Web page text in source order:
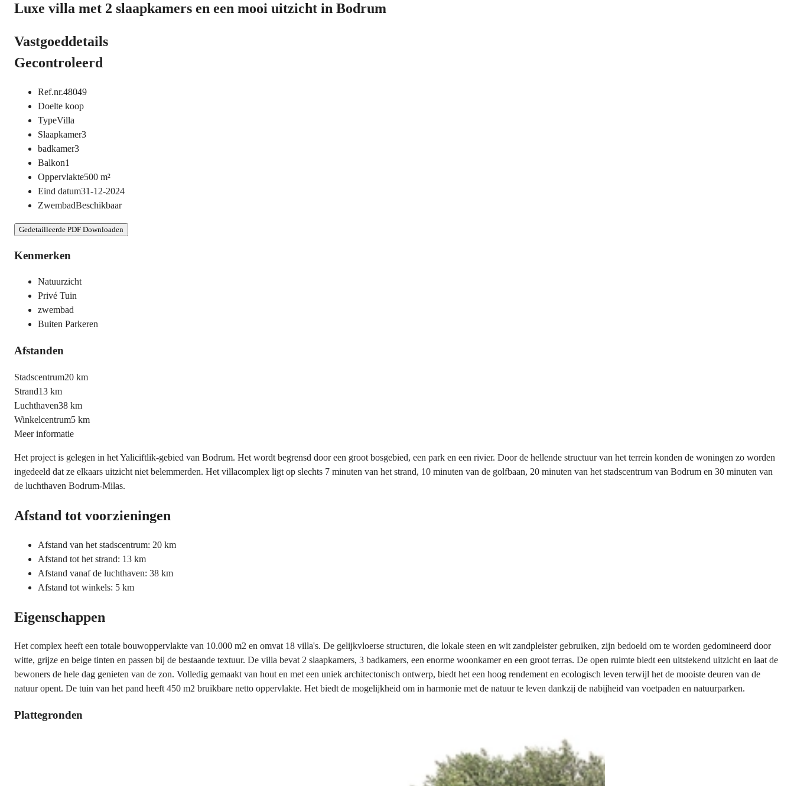
Luxe villa met 2 slaapkamers en een mooi uitzicht in Bodrum
Vastgoeddetails
Gecontroleerd
Ref.nr.48049
Doelte koop
TypeVilla
Slaapkamer3
badkamer3
Balkon1
Oppervlakte500 m²
Eind datum31-12-2024
ZwembadBeschikbaar
Gedetailleerde PDF Downloaden
Kenmerken
Natuurzicht
Privé Tuin
zwembad
Buiten Parkeren
Afstanden
Stadscentrum20 km
Strand13 km
Luchthaven38 km
Winkelcentrum5 km
Meer informatie
Het project is gelegen in het Yaliciftlik-gebied van Bodrum. Het wordt begrensd door een groot bosgebied, een park en een rivier. Door de hellende structuur van het terrein konden de woningen zo worden
ingedeeld dat ze elkaars uitzicht niet belemmerden. Het villacomplex ligt op slechts 7 minuten van het strand, 10 minuten van de golfbaan, 20 minuten van het stadscentrum van Bodrum en 30 minuten van
de luchthaven Bodrum-Milas.
Afstand tot voorzieningen
Afstand van het stadscentrum: 20 km
Afstand tot het strand: 13 km
Afstand vanaf de luchthaven: 38 km
Afstand tot winkels: 5 km
Eigenschappen
Het complex heeft een totale bouwoppervlakte van 10.000 m2 en omvat 18 villa's. De gelijkvloerse structuren, die lokale steen en wit zandpleister gebruiken, zijn bedoeld om te worden gedomineerd door
witte, grijze en beige tinten en passen bij de bestaande textuur. De villa bevat 2 slaapkamers, 3 badkamers, een enorme woonkamer en een groot terras. De open ruimte biedt een uitstekend uitzicht en laat de
bewoners de hele dag genieten van de zon. Volledig gemaakt van hout en met een uniek architectonisch ontwerp, biedt het een hoog rendement en ecologisch leven terwijl het de mooiste deuren van de
natuur opent. De tuin van het pand heeft 450 m2 bruikbare netto oppervlakte. Het biedt de mogelijkheid om in harmonie met de natuur te leven dankzij de nabijheid van voetpaden en natuurparken.
Plattegronden